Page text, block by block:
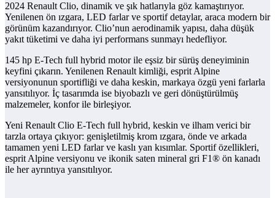
2024 Renault Clio, dinamik ve şık hatlarıyla göz kamaştırıyor.
Yenilenen ön ızgara, LED farlar ve sportif detaylar, araca modern bir
görünüm kazandırıyor. Clio’nun aerodinamik yapısı, daha düşük
yakıt tüketimi ve daha iyi performans sunmayı hedefliyor.
145 hp E-Tech full hybrid motor ile eşsiz bir sürüş deneyiminin
keyfini çıkarın. Yenilenen Renault kimliği, esprit Alpine
versiyonunun sportifliği ve daha keskin, markaya özgü yeni farlarla
yansıtılıyor. İç tasarımda ise biyobazlı ve geri dönüştürülmüş
malzemeler, konfor ile birleşiyor.
Yeni Renault Clio E-Tech full hybrid, keskin ve ilham verici bir
tarzla ortaya çıkıyor: genişletilmiş krom ızgara, önde ve arkada
tamamen yeni LED farlar ve kaslı yan kısımlar. Sportif özellikleri,
esprit Alpine versiyonu ve ikonik saten mineral gri F1® ön kanadı
ile her ayrıntıya yansıtılıyor.